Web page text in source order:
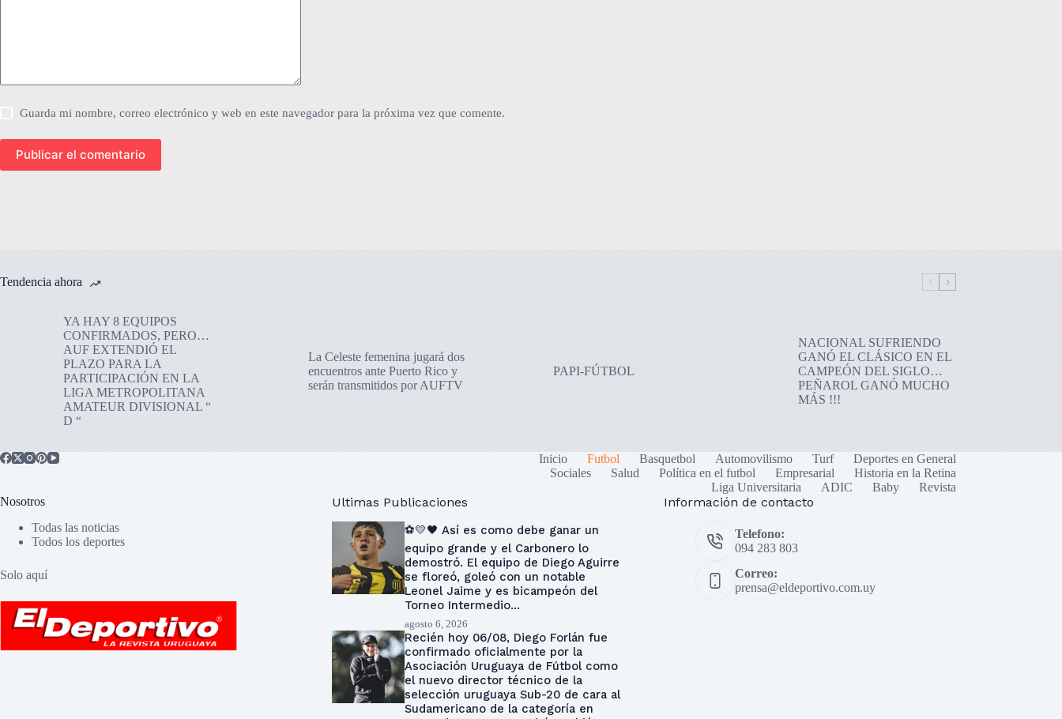
Guarda mi nombre, correo electrónico y web en este navegador para la próxima vez que comente.
Publicar el comentario
Tendencia ahora
YA HAY 8 EQUIPOS
CONFIRMADOS, PERO…
AUF EXTENDIÓ EL
PLAZO PARA LA
PARTICIPACIÓN EN LA
LIGA METROPOLITANA
AMATEUR DIVISIONAL “
D “
La Celeste femenina jugará dos
encuentros ante Puerto Rico y
serán transmitidos por AUFTV
PAPI-FÚTBOL
NACIONAL SUFRIENDO
GANÓ EL CLÁSICO EN EL
CAMPEÓN DEL SIGLO…
PEÑAROL GANÓ MUCHO
MÁS !!!
Inicio Futbol Basquetbol Automovilismo Turf
Deportes en General
Sociales
Salud Política en el futbol Empresarial
Historia en la Retina
Liga Universitaria
ADIC Baby
Revista
Nosotros
Todas las noticias
Todos los deportes
Solo aquí
Ultimas Publicaciones
⚽💛🖤 Así es como debe ganar un
equipo grande y el Carbonero lo
demostró. El equipo de Diego Aguirre
se floreó, goleó con un notable
Leonel Jaime y es bicampeón del
Torneo Intermedio…
agosto 6, 2026
Recién hoy 06/08, Diego Forlán fue
confirmado oficialmente por la
Asociación Uruguaya de Fútbol como
el nuevo director técnico de la
selección uruguaya Sub-20 de cara al
Sudamericano de la categoría en
Información de contacto
Telefono:
094 283 803
Correo:
prensa@eldeportivo.com.uy